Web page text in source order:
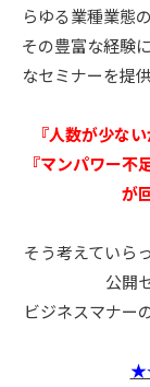
らゆる業種業態の
その豊富な経験
なセミナーを提
『人数が少な
『マンパワー
が
そう考えていら
公開
ビジネスマナー